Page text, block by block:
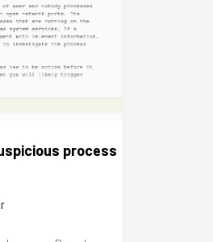
process